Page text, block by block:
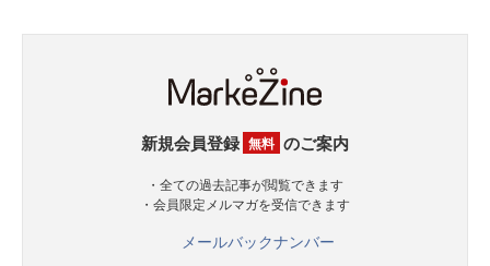
新規会員登録 無料 のご案内
・全ての過去記事が閲覧できます
・会員限定メルマガを受信できます
メールバックナンバー